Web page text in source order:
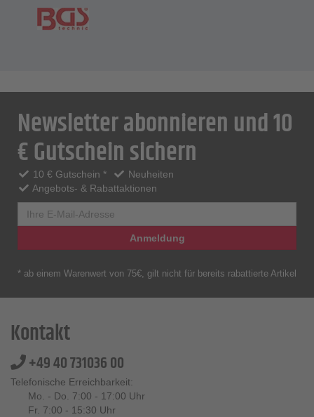
Newsletter abonnieren und 10
€ Gutschein sichern
10 € Gutschein *
Neuheiten
Angebots- & Rabattaktionen
Anmeldung
* ab einem Warenwert von 75€, gilt nicht für bereits rabattierte Artikel
Kontakt
+49 40 731036 00
Telefonische Erreichbarkeit:
Mo. - Do. 7:00 - 17:00 Uhr
Fr. 7:00 - 15:30 Uhr